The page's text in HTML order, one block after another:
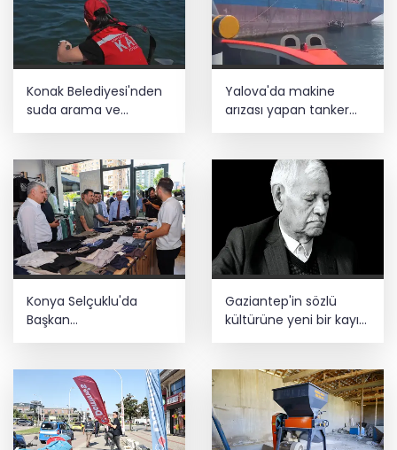
Konak Belediyesi'nden
suda arama ve
kurtarma eğitimi
Yalova'da makine
arızası yapan tanker
güvenli bölgeye çekildi
Konya Selçuklu'da
Başkan
Gaziantep'in sözlü
kültürüne yeni bir kayıt